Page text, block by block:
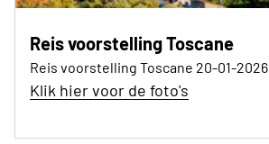
Reis voorstelling Toscane
Reis voorstelling Toscane 20-01-2026
Klik hier voor de foto's